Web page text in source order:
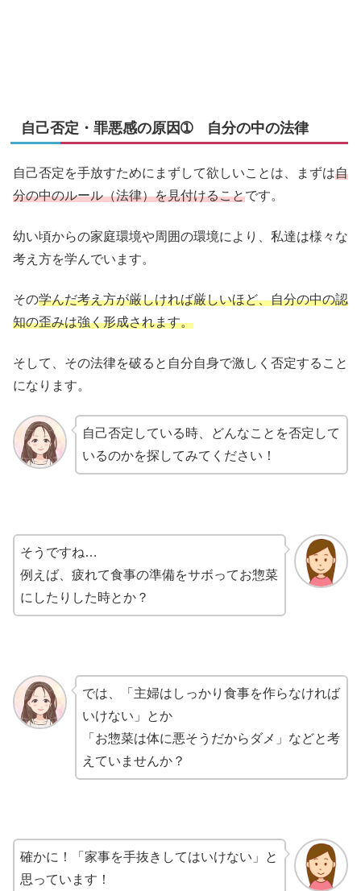
自己否定・罪悪感の原因➀ 自分の中の法律
自己否定を手放すためにまずして欲しいことは、まずは自
分の中のルール（法律）を見付けることです。
幼い頃からの家庭環境や周囲の環境により、私達は様々な
考え方を学んでいます。
その学んだ考え方が厳しければ厳しいほど、自分の中の認
知の歪みは強く形成されます。
そして、その法律を破ると自分自身で激しく否定すること
になります。
自己否定している時、どんなことを否定して
いるのかを探してみてください！
そうですね…
例えば、疲れて食事の準備をサボってお惣菜
にしたりした時とか？
では、「主婦はしっかり食事を作らなければ
いけない」とか
「お惣菜は体に悪そうだからダメ」などと考
えていませんか？
確かに！「家事を手抜きしてはいけない」と
思っています！